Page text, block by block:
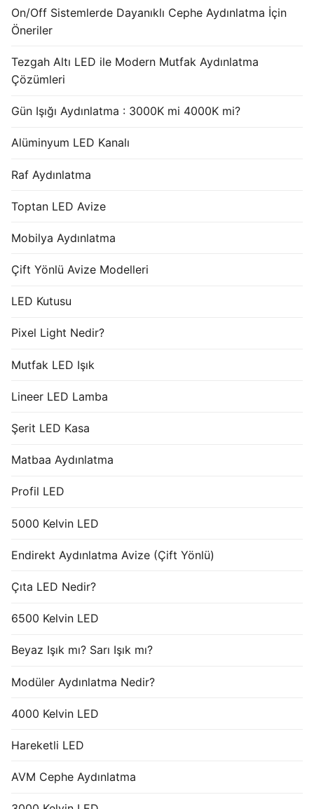
On/Off Sistemlerde Dayanıklı Cephe Aydınlatma İçin
Öneriler
Tezgah Altı LED ile Modern Mutfak Aydınlatma
Çözümleri
Gün Işığı Aydınlatma : 3000K mi 4000K mi?
Alüminyum LED Kanalı
Raf Aydınlatma
Toptan LED Avize
Mobilya Aydınlatma
Çift Yönlü Avize Modelleri
LED Kutusu
Pixel Light Nedir?
Mutfak LED Işık
Lineer LED Lamba
Şerit LED Kasa
Matbaa Aydınlatma
Profil LED
5000 Kelvin LED
Endirekt Aydınlatma Avize (Çift Yönlü)
Çıta LED Nedir?
6500 Kelvin LED
Beyaz Işık mı? Sarı Işık mı?
Modüler Aydınlatma Nedir?
4000 Kelvin LED
Hareketli LED
AVM Cephe Aydınlatma